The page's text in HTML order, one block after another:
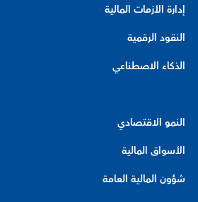
إدارة الأزمات المالية
النقود الرقمية
الذكاء الاصطناعي
النمو الاقتصادي
الأسواق المالية
شؤون المالية العامة